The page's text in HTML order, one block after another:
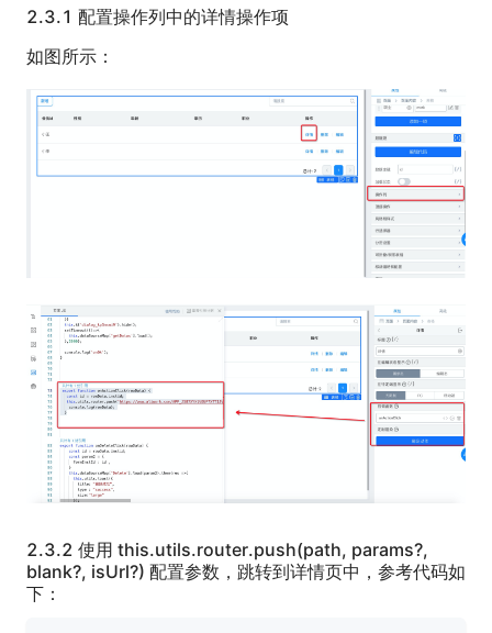
2.3.1 配置操作列中的详情操作项
如图所示：
2.3.2 使用 this.utils.router.push(path, params?,
blank?, isUrl?) 配置参数，跳转到详情页中，参考代码如
下：